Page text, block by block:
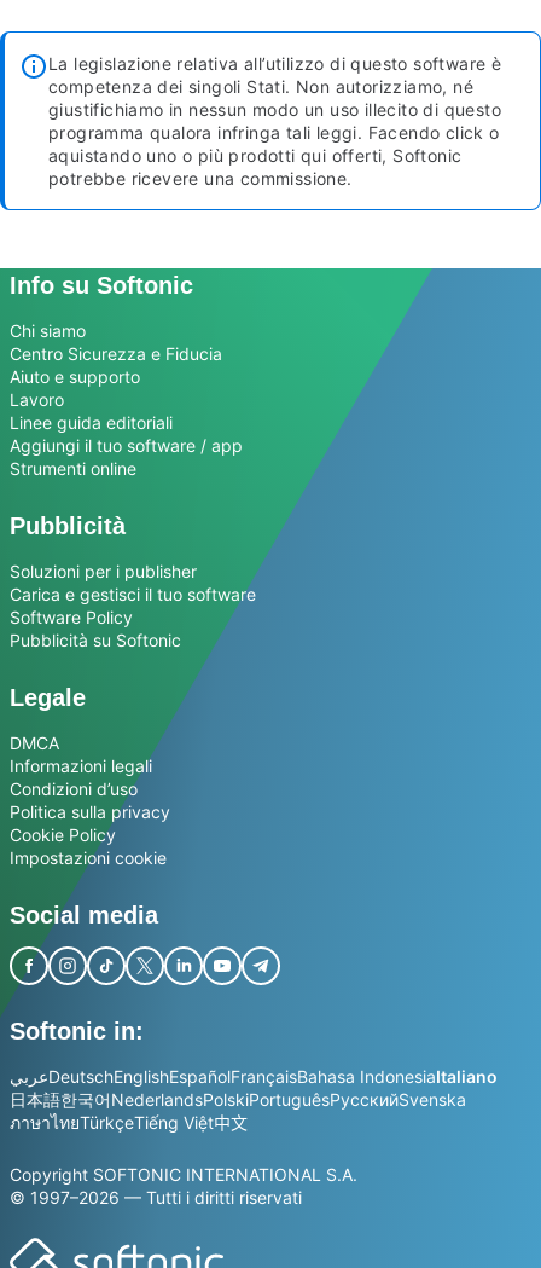
La legislazione relativa all’utilizzo di questo software è
competenza dei singoli Stati. Non autorizziamo, né
giustifichiamo in nessun modo un uso illecito di questo
programma qualora infringa tali leggi. Facendo click o
aquistando uno o più prodotti qui offerti, Softonic
potrebbe ricevere una commissione.
Info su Softonic
Chi siamo
Centro Sicurezza e Fiducia
Aiuto e supporto
Lavoro
Linee guida editoriali
Aggiungi il tuo software / app
Strumenti online
Pubblicità
Soluzioni per i publisher
Carica e gestisci il tuo software
Software Policy
Pubblicità su Softonic
Legale
DMCA
Informazioni legali
Condizioni d’uso
Politica sulla privacy
Cookie Policy
Impostazioni cookie
Social media
Softonic in:
عربيDeutschEnglishEspañolFrançaisBahasa IndonesiaItaliano
日本語한국어NederlandsPolskiPortuguêsРусскийSvenska
ภาษาไทยTürkçeTiếng Việt中文
Copyright SOFTONIC INTERNATIONAL S.A.
© 1997–2026 — Tutti i diritti riservati